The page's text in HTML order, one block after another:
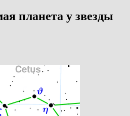
планета у звезды